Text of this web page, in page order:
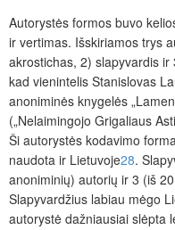
Autorystės formos buvo
ir vertimas. Išskiriamos trys
akrostichas, 2) slapyvardis
kad vienintelis Stanislovas
anoniminės knygelės
(„Nelaimingojo Grigaliaus
Ši autorystės kodavimo
naudota ir Lietuvoje28.
anoniminių) autorių ir 3 (iš
Slapyvardžius labiau mėgo
autorystė dažniausiai slėpta